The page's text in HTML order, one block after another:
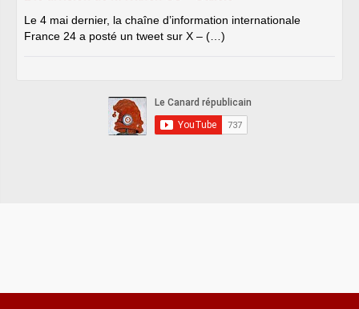
Le 4 mai dernier, la chaîne d’information internationale
France 24 a posté un tweet sur X – (…)